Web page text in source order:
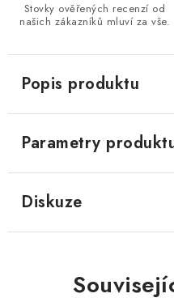
Stovky ověřených recenzí od
našich zákazníků mluví za vše.
Popis produktu
Parametry
Diskuze